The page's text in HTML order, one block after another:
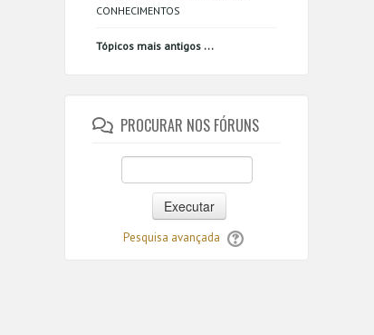
CONHECIMENTOS
Tópicos mais antigos ...
PROCURAR NOS FÓRUNS
Executar
Pesquisa avançada